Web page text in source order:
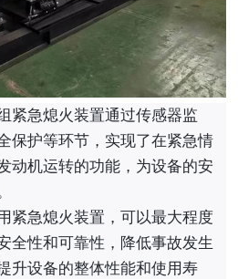
紧急熄火装置通过传感器监
保护等环节，实现了在紧急情
动机运转的功能，为设备的安
紧急熄火装置，可以最大程度
全性和可靠性，降低事故发生
升设备的整体性能和使用寿